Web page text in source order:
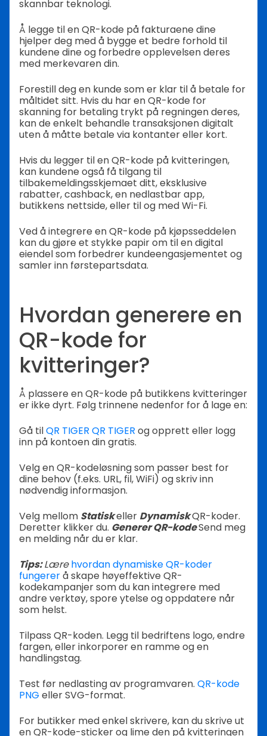
skannbar teknologi.
Å legge til en QR-kode på fakturaene dine
hjelper deg med å bygge et bedre forhold til
kundene dine og forbedre opplevelsen deres
med merkevaren din.
Forestill deg en kunde som er klar til å betale for
måltidet sitt. Hvis du har en QR-kode for
skanning for betaling trykt på regningen deres,
kan de enkelt behandle transaksjonen digitalt
uten å måtte betale via kontanter eller kort.
Hvis du legger til en QR-kode på kvitteringen,
kan kundene også få tilgang til
tilbakemeldingsskjemaet ditt, eksklusive
rabatter, cashback, en nedlastbar app,
butikkens nettside, eller til og med Wi-Fi.
Ved å integrere en QR-kode på kjøpsseddelen
kan du gjøre et stykke papir om til en digital
eiendel som forbedrer kundeengasjementet og
samler inn førstepartsdata.
Hvordan generere en
QR-kode for
kvitteringer?
Å plassere en QR-kode på butikkens kvitteringer
er ikke dyrt. Følg trinnene nedenfor for å lage en:
Gå tilQR TIGER QR TIGER og opprett eller logg
inn på kontoen din gratis.
Velg en QR-kodeløsning som passer best for
dine behov (f.eks. URL, fil, WiFi) og skriv inn
nødvendig informasjon.
Velg mellom Statiskeller DynamiskQR-koder.
Deretter klikker du. Generer QR-kodeSend meg
en melding når du er klar.
Tips:Lærehvordan dynamiske QR-koder
fungererå skape høyeffektive QR-
kodekampanjer som du kan integrere med
andre verktøy, spore ytelse og oppdatere når
som helst.
Tilpass QR-koden. Legg til bedriftens logo, endre
fargen, eller inkorporer en ramme og en
handlingstag.
Test før nedlasting av programvaren. QR-kode
PNG eller SVG-format.
For butikker med enkel skrivere, kan du skrive ut
en QR-kode-sticker og lime den på kvitteringen